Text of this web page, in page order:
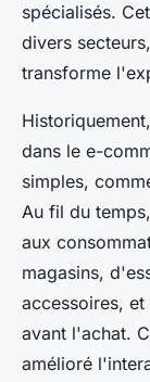
spécialisés.
divers
transforme
dans le e-
simples,
Au fil du
aux
magasins,
accessoires,
avant l'achat.
amélioré